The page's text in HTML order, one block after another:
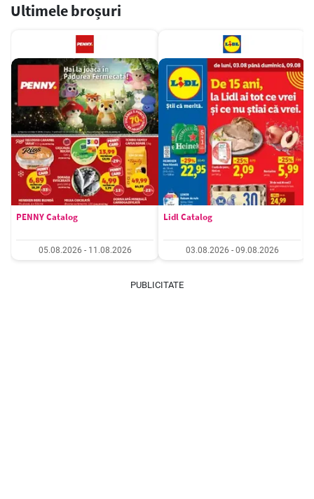
Ultimele broșuri
PENNY Catalog
05.08.2026 - 11.08.2026
Lidl Catalog
03.08.2026 - 09.08.2026
PUBLICITATE